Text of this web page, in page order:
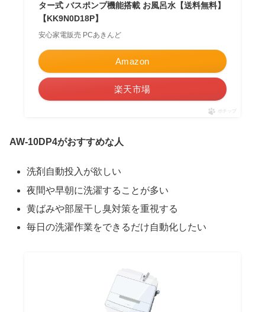
ター式 バスポンプ機能搭載 お風呂水【送料無料】
【KK9N0D18P】
安心家電販売 PCあきんど
Amazon
楽天市場
ポチップ
AW-10DP4がおすすめな人
洗剤自動投入が欲しい
夜間や早朝に洗濯することが多い
黄ばみや部屋干し臭対策を重視する
毎日の洗濯作業をできるだけ自動化したい